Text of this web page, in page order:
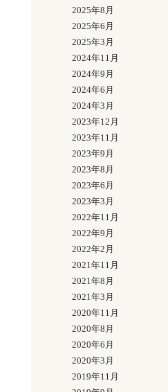
2025年8月
2025年6月
2025年3月
2024年11月
2024年9月
2024年6月
2024年3月
2023年12月
2023年11月
2023年9月
2023年8月
2023年6月
2023年3月
2022年11月
2022年9月
2022年2月
2021年11月
2021年8月
2021年3月
2020年11月
2020年8月
2020年6月
2020年3月
2019年11月